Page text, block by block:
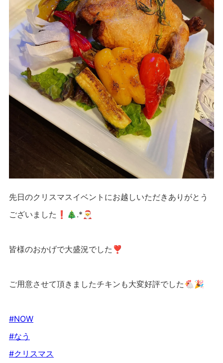
先日のクリスマスイベントにお越しいただきありがとう
ございました❗️🎄.*🎅
皆様のおかげで大盛況でした❣️
ご用意させて頂きましたチキンも大変好評でした🐔🎉
#NOW
#なう
#クリスマス